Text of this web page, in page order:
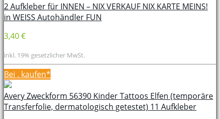
2 Aufkleber für INNEN – NIX VERKAUF NIX KARTE MEINS!
in WEISS Autohändler FUN
3,40 €
inkl. 19% gesetzlicher MwSt.
Bei . kaufen*
Avery Zweckform 56390 Kinder Tattoos Elfen (temporäre
Transferfolie, dermatologisch getestet) 11 Aufkleber